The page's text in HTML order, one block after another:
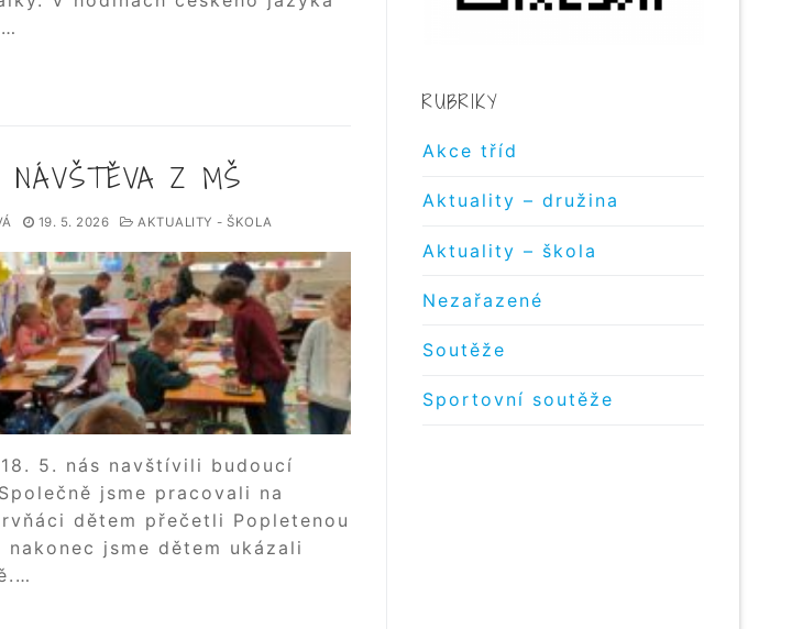
NÁVŠTĚVA Z MŠ
19. 5. 2026 AKTUALITY - ŠKOLA
5. nás navštívili budoucí
jsme pracovali na
dětem přečetli Popletenou
nakonec jsme dětem ukázali
RUBRIKY
Akce tříd
Aktuality – družina
Aktuality – škola
Nezařazené
Soutěže
Sportovní soutěže